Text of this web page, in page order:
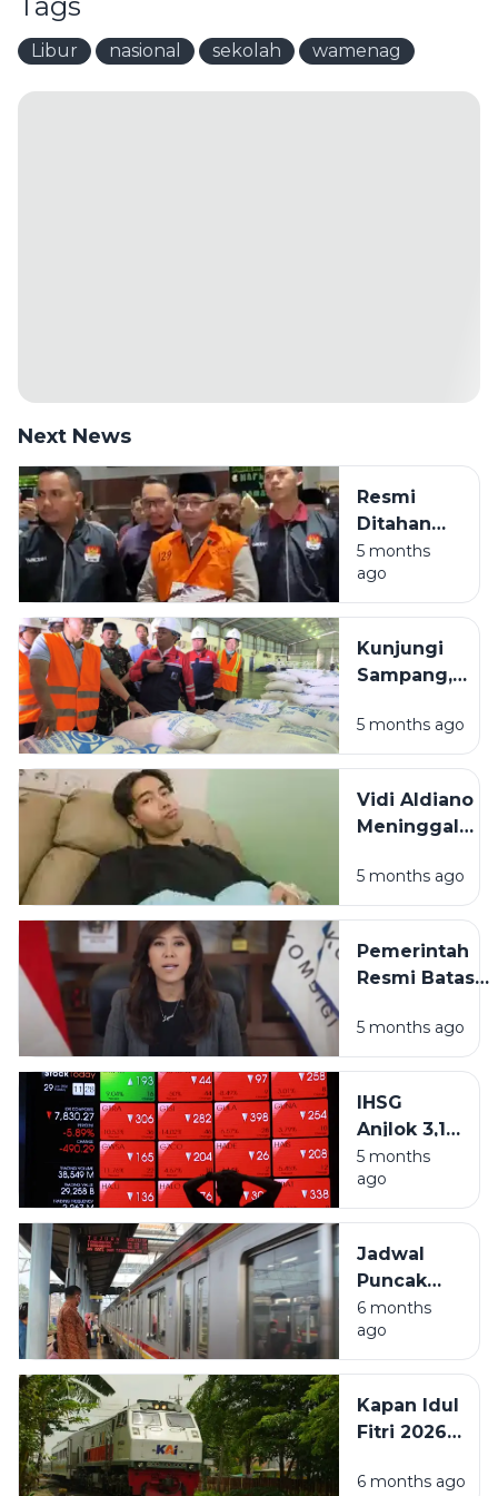
Libur nasional sekolah wamenag
Next News
Resmi
Ditahan
KPK, Gus
Yaqut:
Saya
Menerima
Sepeser
5 months
ago
Kunjungi
Sampang,
Zulhas
Targetkan
Swasembada
Garam
Industri
5 months ago
Vidi Aldiano
Meninggal
Corbuzier:
&quot;My
Broken&quot;
5 months ago
Pemerintah
Resmi Batasi
di Bawah 16
Tahun Akan
Dinonaktifkan
5 months ago
IHSG
Anjlok 3,17
Persen,
Penutupan
Selat
Picu
Kepanikan
Pasar
5 months
ago
Jadwal
Puncak
Arus
Mudik
2026:
Tanggal
Padat dan
6 months
ago
Kapan Idul
Fitri 2026?
Estimasi
6 months ago